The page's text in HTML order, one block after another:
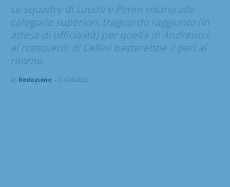
Le squadre di Lacchi e Perini volano alle
categorie superiori: traguardo raggiunto (in
attesa di ufficialità) per quella di Andreucci,
ai rossoverdi di Cellini basterebbe il pari al
ritorno
Di Redazione - 07/06/2026